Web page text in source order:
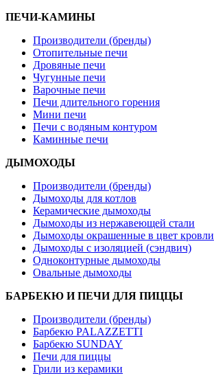
ПЕЧИ-КАМИНЫ
Производители (бренды)
Отопительные печи
Дровяные печи
Чугунные печи
Варочные печи
Печи длительного горения
Мини печи
Печи с водяным контуром
Каминные печи
ДЫМОХОДЫ
Производители (бренды)
Дымоходы для котлов
Керамические дымоходы
Дымоходы из нержавеющей стали
Дымоходы окрашенные в цвет кровли
Дымоходы с изоляцией (сэндвич)
Одноконтурные дымоходы
Овальные дымоходы
БАРБЕКЮ И ПЕЧИ ДЛЯ ПИЦЦЫ
Производители (бренды)
Барбекю PALAZZETTI
Барбекю SUNDAY
Печи для пиццы
Грили из керамики